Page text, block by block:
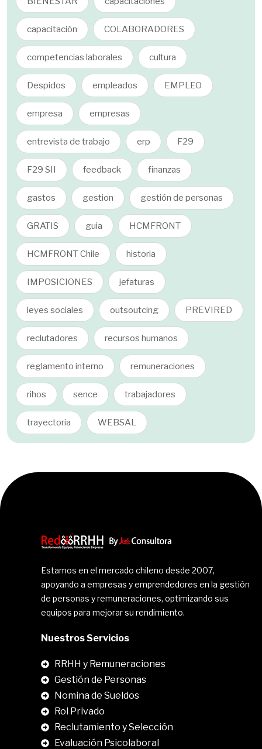
capacitación COLABORADORES
competencias laborales cultura
Despidos empleados EMPLEO
empresa empresas
entrevista de trabajo erp F29
F29 SII feedback finanzas
gastos gestion gestión de personas
GRATIS guia HCMFRONT
HCMFRONT Chile historia
IMPOSICIONES jefaturas
leyes sociales outsoutcing PREVIRED
reclutadores recursos humanos
reglamento interno remuneraciones
rihos sence trabajadores
trayectoria WEBSAL
Estamos en el mercado chileno desde 2007,
apoyando a empresas y emprendedores en la gestión
de personas y remuneraciones, optimizando sus
equipos para mejorar su rendimiento.
Nuestros Servicios
RRHH y Remuneraciones
Gestión de Personas
Nomina de Sueldos
Rol Privado
Reclutamiento y Selección
Evaluación Psicolaboral